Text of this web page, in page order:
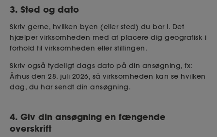
3. Sted og dato
Skriv gerne, hvilken byen (eller sted) du bor i. Det
hjælper virksomheden med at placere dig geografisk i
forhold til virksomheden eller stillingen.
Skriv også tydeligt dags dato på din ansøgning, fx:
Århus den 28. juli 2026, så virksomheden kan se hvilken
dag, du har sendt din ansøgning.
4. Giv din ansøgning en fængende
overskrift